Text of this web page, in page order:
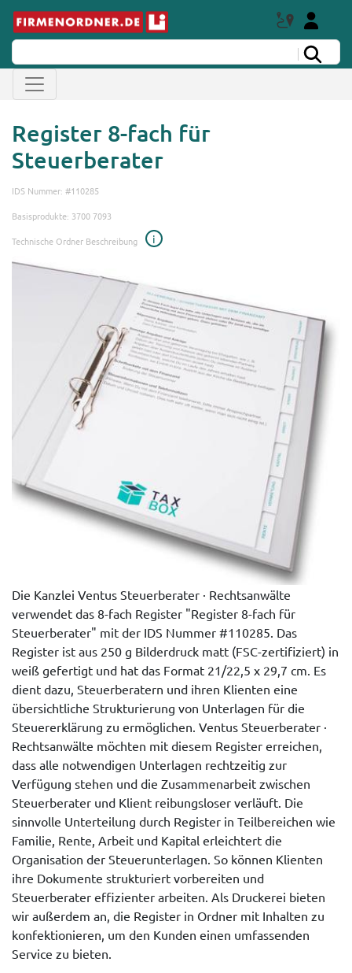
Register 8-fach für
Steuerberater
IDS Nummer: #110285
Basisprodukte: 3700 7093
Technische Ordner Beschreibung
i
Die Kanzlei Ventus Steuerberater · Rechtsanwälte
verwendet das 8-fach Register "Register 8-fach für
Steuerberater" mit der IDS Nummer #110285. Das
Register ist aus 250 g Bilderdruck matt (FSC-zertifiziert) in
weiß gefertigt und hat das Format 21/22,5 x 29,7 cm. Es
dient dazu, Steuerberatern und ihren Klienten eine
übersichtliche Strukturierung von Unterlagen für die
Steuererklärung zu ermöglichen. Ventus Steuerberater ·
Rechtsanwälte möchten mit diesem Register erreichen,
dass alle notwendigen Unterlagen rechtzeitig zur
Verfügung stehen und die Zusammenarbeit zwischen
Steuerberater und Klient reibungsloser verläuft. Die
sinnvolle Unterteilung durch Register in Teilbereichen wie
Familie, Rente, Arbeit und Kapital erleichtert die
Organisation der Steuerunterlagen. So können Klienten
ihre Dokumente strukturiert vorbereiten und
Steuerberater effizienter arbeiten. Als Druckerei bieten
wir außerdem an, die Register in Ordner mit Inhalten zu
konfektionieren, um den Kunden einen umfassenden
Service zu bieten.